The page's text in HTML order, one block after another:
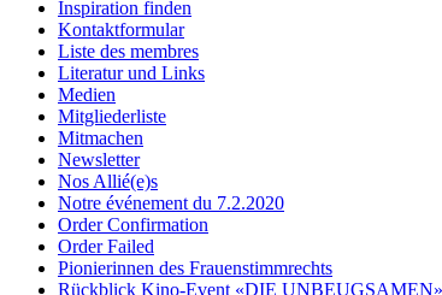
Inspiration finden
Kontaktformular
Liste des membres
Literatur und Links
Medien
Mitgliederliste
Mitmachen
Newsletter
Nos Allié(e)s
Notre événement du 7.2.2020
Order Confirmation
Order Failed
Pionierinnen des Frauenstimmrechts
Rückblick Kino-Event «DIE UNBEUGSAMEN»